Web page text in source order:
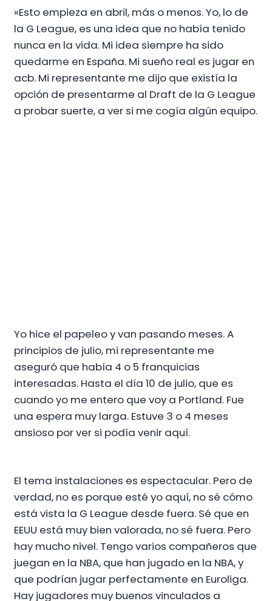
«Esto empieza en abril, más o menos. Yo, lo de
la G League, es una idea que no había tenido
nunca en la vida. Mi idea siempre ha sido
quedarme en España. Mi sueño real es jugar en
acb. Mi representante me dijo que existía la
opción de presentarme al Draft de la G League
a probar suerte, a ver si me cogía algún equipo.
Yo hice el papeleo y van pasando meses. A
principios de julio, mi representante me
aseguró que había 4 o 5 franquicias
interesadas. Hasta el día 10 de julio, que es
cuando yo me entero que voy a Portland. Fue
una espera muy larga. Estuve 3 o 4 meses
ansioso por ver si podía venir aquí.
El tema instalaciones es espectacular. Pero de
verdad, no es porque esté yo aquí, no sé cómo
está vista la G League desde fuera. Sé que en
EEUU está muy bien valorada, no sé fuera. Pero
hay mucho nivel. Tengo varios compañeros que
juegan en la NBA, que han jugado en la NBA, y
que podrían jugar perfectamente en Euroliga.
Hay jugadores muy buenos vinculados a